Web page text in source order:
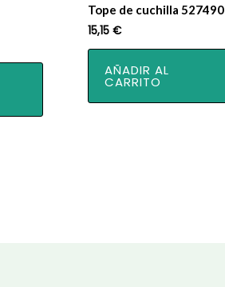
Tope de cuchilla 527490
15,15 €
AÑADIR AL
CARRITO